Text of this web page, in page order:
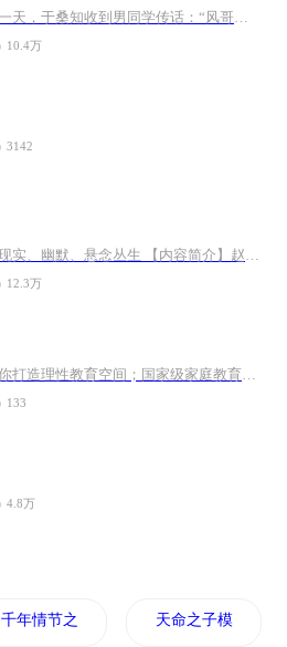
【内容简介】一天，于桑知收到男同学传话：“风哥叫你放学后去北门小树林！”“风哥”即霍风，他逃课打架成绩吊车尾，是校内大名鼎鼎的坏学生！突然被他传唤，于桑知害怕了整整一天。最后没办法，只能求救班主任。于是放学后，班主任提着扫把杀到小树林，...
10.4万
3142
【强烈推荐】现实、幽默、悬念丛生 【内容简介】赵荣昌、蔡波和叶家福曾是省委党校培训班的同学，三人有着各自不同的出身背景和生活经历。在校期间他们分别遭遇事情，通过互相帮助与支撑，建立了深厚情谊。毕业后回到各自的工作岗位发生的一系列现实、幽...
12.3万
西梧同学汇为你打造理性教育空间；国家级家庭教育指导师直接走入您的生活，让正在为教育苦恼和困惑的你找心灵的依靠，疾病的良方，梧桐老师将会把十多年的教育经验无私奉献给每一位忠实的粉丝；本专辑每周一更，粉丝量达到1000人，播放量达到10000人，将开...
133
4.8万
千年情节之三生三世 天命之子模板